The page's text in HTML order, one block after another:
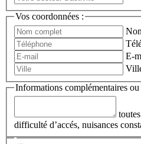
Vos coordonnées :
E-
Informations complémentaires ou
difficulté d’accés, nuisances